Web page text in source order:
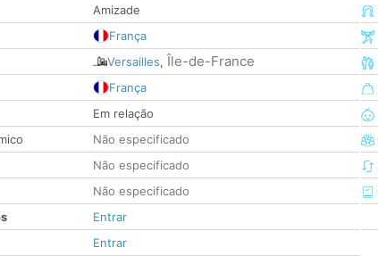
Amizade
França
Versailles, Île-de-France
França
Em relação
Não especificado
Não especificado
Não especificado
Entrar
Entrar